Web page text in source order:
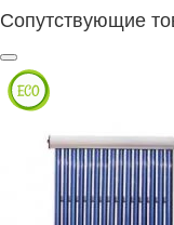
Сопутствующие